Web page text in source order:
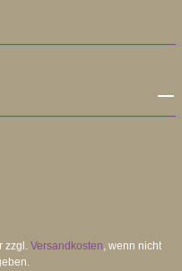
zzgl. Versandkosten, wenn nicht